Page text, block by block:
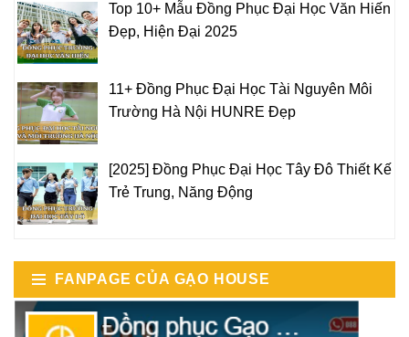
Top 10+ Mẫu Đồng Phục Đại Học Văn Hiến
Đẹp, Hiện Đại 2025
11+ Đồng Phục Đại Học Tài Nguyên Môi
Trường Hà Nội HUNRE Đẹp
[2025] Đồng Phục Đại Học Tây Đô Thiết Kế
Trẻ Trung, Năng Động
FANPAGE CỦA GẠO HOUSE